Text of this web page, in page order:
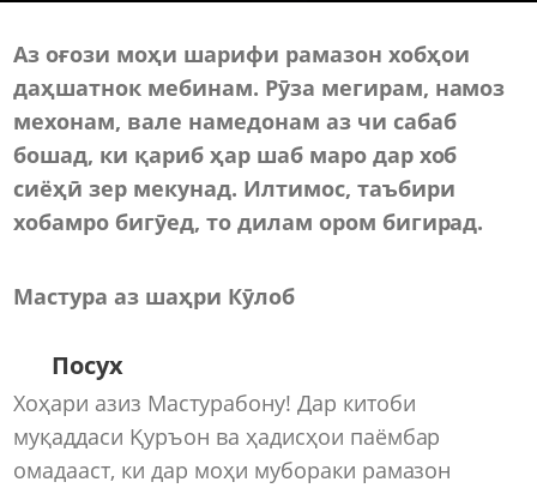
Аз оғози моҳи шарифи рамазон хобҳои
даҳшатнок мебинам. Рӯза мегирам, намоз
мехонам, вале намедонам аз чи сабаб
бошад, ки қариб ҳар шаб маро дар хоб
сиёҳӣ зер мекунад. Илтимос, таъбири
хобамро бигӯед, то дилам ором бигирад.
Мастура аз шаҳри Кӯлоб
Посух
Хоҳари азиз Мастурабону! Дар китоби
муқаддаси Қуръон ва ҳадисҳои паёмбар
омадааст, ки дар моҳи мубораки рамазон